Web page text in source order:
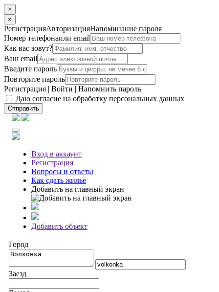
×
×
РегистрацияАвторизацияНапоминание пароля
Номер телефонаили email
Как вас зовут?
Ваш email
Введите пароль
Повторите пароль
Регистрация | Войти | Напомнить пароль
Даю согласие на обработку персональных данных
Отправить
Вход в аккаунт
Регистрация
Вопросы и ответы
Как сдать жилье
Добавить на главный экран
Добавить объект
Город
Заезд